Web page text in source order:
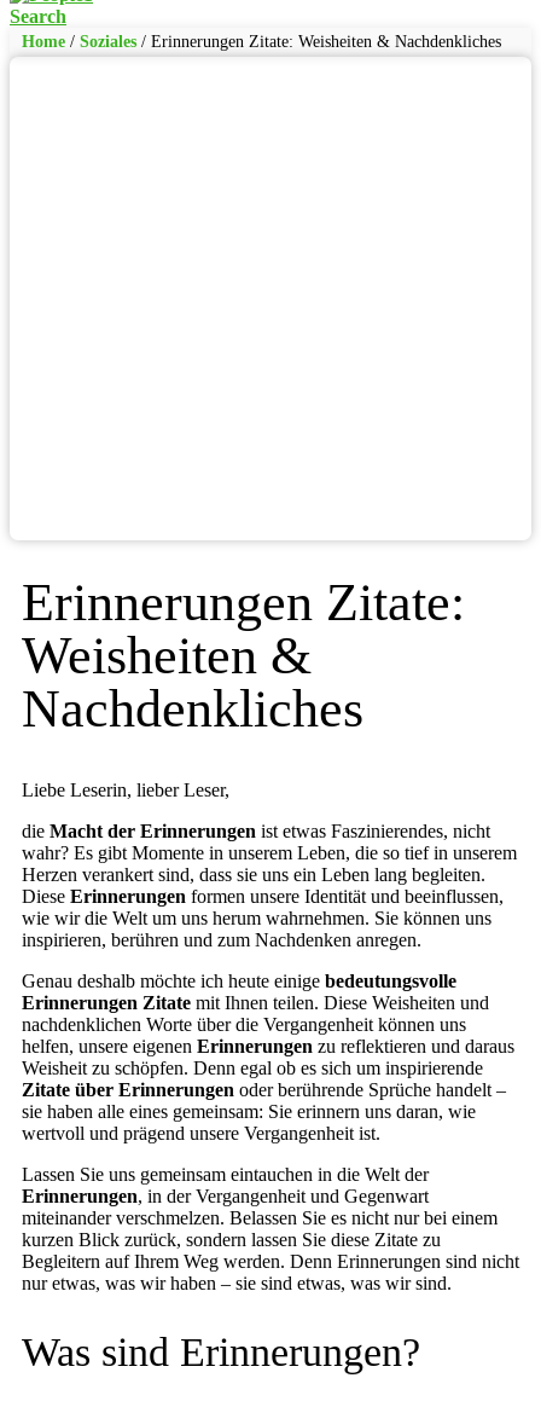
Search
Home / Soziales / Erinnerungen Zitate: Weisheiten & Nachdenkliches
Erinnerungen Zitate:
Weisheiten &
Nachdenkliches
Liebe Leserin, lieber Leser,
die Macht der Erinnerungen ist etwas Faszinierendes, nicht
wahr? Es gibt Momente in unserem Leben, die so tief in unserem
Herzen verankert sind, dass sie uns ein Leben lang begleiten.
Diese Erinnerungen formen unsere Identität und beeinflussen,
wie wir die Welt um uns herum wahrnehmen. Sie können uns
inspirieren, berühren und zum Nachdenken anregen.
Genau deshalb möchte ich heute einige bedeutungsvolle
Erinnerungen Zitate mit Ihnen teilen. Diese Weisheiten und
nachdenklichen Worte über die Vergangenheit können uns
helfen, unsere eigenen Erinnerungen zu reflektieren und daraus
Weisheit zu schöpfen. Denn egal ob es sich um inspirierende
Zitate über Erinnerungen oder berührende Sprüche handelt –
sie haben alle eines gemeinsam: Sie erinnern uns daran, wie
wertvoll und prägend unsere Vergangenheit ist.
Lassen Sie uns gemeinsam eintauchen in die Welt der
Erinnerungen, in der Vergangenheit und Gegenwart
miteinander verschmelzen. Belassen Sie es nicht nur bei einem
kurzen Blick zurück, sondern lassen Sie diese Zitate zu
Begleitern auf Ihrem Weg werden. Denn Erinnerungen sind nicht
nur etwas, was wir haben – sie sind etwas, was wir sind.
Was sind Erinnerungen?